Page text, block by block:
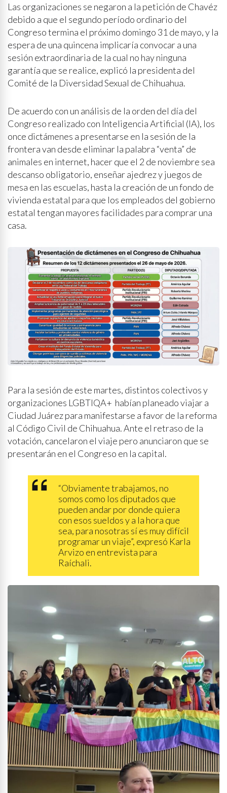
Las organizaciones se negaron a la petición de Chavéz
debido a que el segundo período ordinario del
Congreso termina el próximo domingo 31 de mayo, y la
espera de una quincena implicaría convocar a una
sesión extraordinaria de la cual no hay ninguna
garantía que se realice, explicó la presidenta del
Comité de la Diversidad Sexual de Chihuahua.
De acuerdo con un análisis de la orden del día del
Congreso realizado con Inteligencia Artificial (IA), los
once dictámenes a presentarse en la sesión de la
frontera van desde eliminar la palabra “venta” de
animales en internet, hacer que el 2 de noviembre sea
descanso obligatorio, enseñar ajedrez y juegos de
mesa en las escuelas, hasta la creación de un fondo de
vivienda estatal para que los empleados del gobierno
estatal tengan mayores facilidades para comprar una
casa.
Para la sesión de este martes, distintos colectivos y
organizaciones LGBTIQA+ habían planeado viajar a
Ciudad Juárez para manifestarse a favor de la reforma
al Código Civil de Chihuahua. Ante el retraso de la
votación, cancelaron el viaje pero anunciaron que se
presentarán en el Congreso en la capital.
“Obviamente trabajamos, no
somos como los diputados que
pueden andar por donde quiera
con esos sueldos y a la hora que
sea, para nosotras sí es muy difícil
programar un viaje”, expresó Karla
Arvizo en entrevista para
Raíchali.